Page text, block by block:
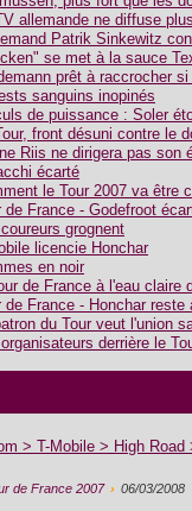
allemande ne diffuse plus
Patrik Sinkewitz
se met à la sauce
prêt à raccrocher
sanguins inopinés
de puissance : Soler
front désuni contre le
Riis ne dirigera pas son
écarté
le Tour 2007 va être
de France - Godefroot
grognent
licencie Honchar
en noir
de France à l'eau claire
de France - Honchar reste
du Tour veut l'union
derrière le
> T-Mobile > High
de France 2007 › 06/03/2008